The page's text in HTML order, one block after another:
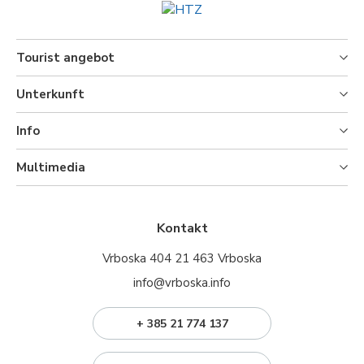
Tourist angebot
Unterkunft
Info
Multimedia
Kontakt
Vrboska 404 21 463 Vrboska
info@vrboska.info
+ 385 21 774 137